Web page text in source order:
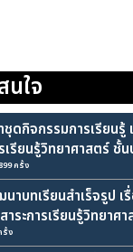
นใจ
ดกิจกรรมการเรียนรู้
เรียนรู้วิทยาศาสตร์ ชั้
ครั้ง
าบทเรียนสำเร็จรูป เ
าระการเรียนรู้วิทยาศา
รั้ง